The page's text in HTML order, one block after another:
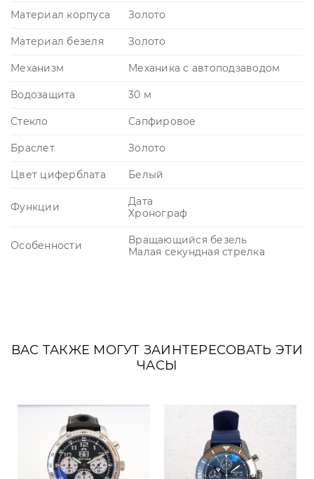
Материал корпуса Золото
Материал безеля Золото
Механизм Механика с автоподзаводом
Водозащита 30 м
Стекло Сапфировое
Браслет Золото
Цвет циферблата Белый
Функции
Дата
Хронограф
Особенности
Вращающийся безель
Малая секундная стрелка
ВАС ТАКЖЕ МОГУТ ЗАИНТЕРЕСОВАТЬ ЭТИ
ЧАСЫ